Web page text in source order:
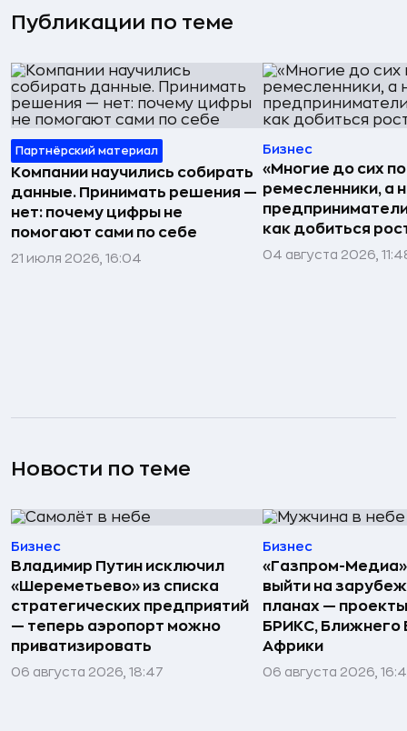
Публикации по теме
Партнёрский материал
Компании научились собирать
данные. Принимать решения —
нет: почему цифры не
помогают сами по себе
21 июля 2026, 16:04
Бизнес
«Многие до сих
ремесленники, а
как добиться
04 августа 2026,
Новости по теме
Бизнес
Владимир Путин исключил
«Шереметьево» из списка
стратегических предприятий
— теперь аэропорт можно
приватизировать
06 августа 2026, 18:47
Бизнес
«Газпром-Медиа»
выйти на
планах —
БРИКС, Ближнего
Африки
06 августа 2026,